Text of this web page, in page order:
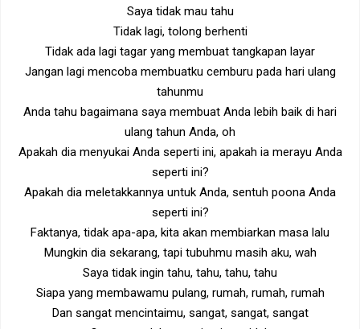
Saya tidak mau tahu
Tidak lagi, tolong berhenti
Tidak ada lagi tagar yang membuat tangkapan layar
Jangan lagi mencoba membuatku cemburu pada hari ulang
tahunmu
Anda tahu bagaimana saya membuat Anda lebih baik di hari
ulang tahun Anda, oh
Apakah dia menyukai Anda seperti ini, apakah ia merayu Anda
seperti ini?
Apakah dia meletakkannya untuk Anda, sentuh poona Anda
seperti ini?
Faktanya, tidak apa-apa, kita akan membiarkan masa lalu
Mungkin dia sekarang, tapi tubuhmu masih aku, wah
Saya tidak ingin tahu, tahu, tahu, tahu
Siapa yang membawamu pulang, rumah, rumah, rumah
Dan sangat mencintaimu, sangat, sangat, sangat